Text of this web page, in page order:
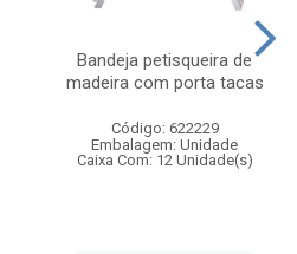
Bandeja petisqueira de
madeira com porta tacas
Código: 622229
Embalagem: Unidade
Caixa Com: 12 Unidade(s)